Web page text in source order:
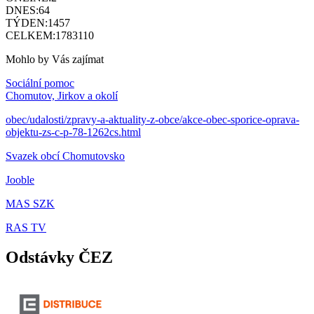
DNES:64
TÝDEN:1457
CELKEM:1783110
Mohlo by Vás zajímat
Sociální pomoc
Chomutov, Jirkov a okolí
obec/udalosti/zpravy-a-aktuality-z-obce/akce-obec-sporice-oprava-
objektu-zs-c-p-78-1262cs.html
Svazek obcí Chomutovsko
Jooble
MAS SZK
RAS TV
Odstávky ČEZ